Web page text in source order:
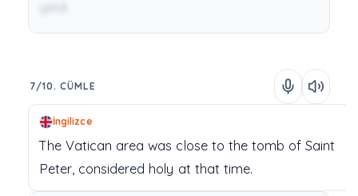
7/10. CÜMLE
İngilizce
The Vatican area was close to the tomb ofSaint
Peter, considered holy at that time.